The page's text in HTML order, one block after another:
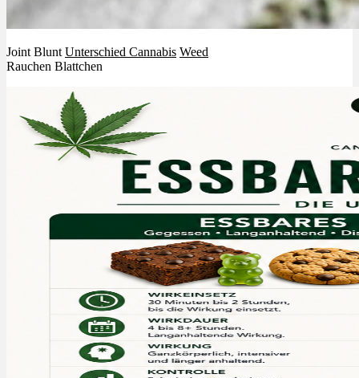
Joint BluntUnterschied Cannabis Weed
Rauchen Blattchen